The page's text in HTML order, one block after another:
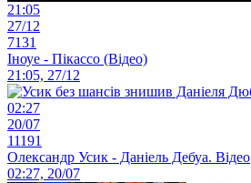
21:05
27/12
7131
Іноуе - Пікассо (Відео)
21:05, 27/12
02:27
20/07
11191
Олександр Усик - Даніель Дебуа. Відео
02:27, 20/07